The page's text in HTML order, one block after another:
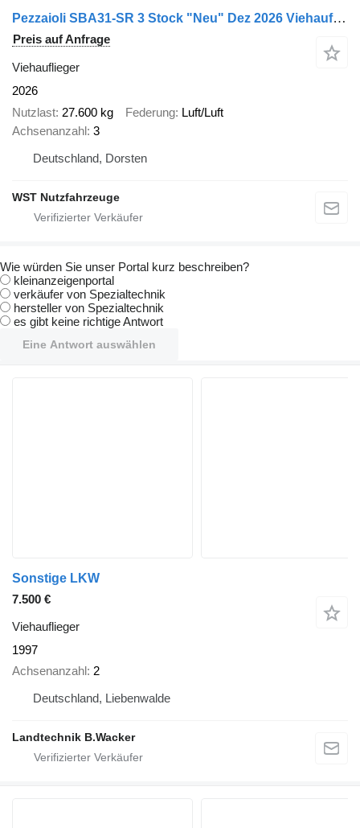
Pezzaioli SBA31-SR 3 Stock "Neu" Dez 2026 Viehauflieger
Preis auf Anfrage
Viehauflieger
2026
Nutzlast 27.600 kg Federung Luft/Luft
Achsenanzahl 3
Deutschland, Dorsten
WST Nutzfahrzeuge
Wie würden Sie unser Portal kurz beschreiben?
kleinanzeigenportal
verkäufer von Spezialtechnik
hersteller von Spezialtechnik
es gibt keine richtige Antwort
Eine Antwort auswählen
Sonstige LKW
7.500 €
Viehauflieger
1997
Achsenanzahl 2
Deutschland, Liebenwalde
Landtechnik B.Wacker